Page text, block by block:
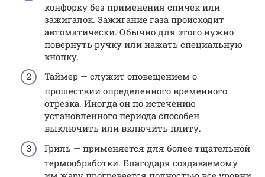
конфорку без применения спичек или
зажигалок. Зажигание газа происходит
автоматически. Обычно для этого нужно
повернуть ручку или нажать специальную
кнопку.
Таймер — служит оповещением о
прошествии определенного временного
отрезка. Иногда он по истечению
установленного периода способен
выключить или включить плиту.
Гриль — применяется для более тщательной
термообработки. Благодаря создаваемому